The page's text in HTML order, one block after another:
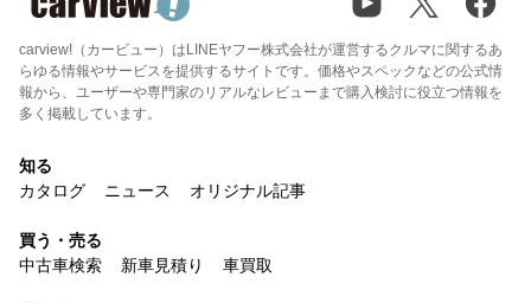
carview!（カービュー）はLINEヤフー株式会社が運営するクルマに関するあ
らゆる情報やサービスを提供するサイトです。価格やスペックなどの公式情
報から、ユーザーや専門家のリアルなレビューまで購入検討に役立つ情報を
多く掲載しています。
知る
カタログ
ニュース オリジナル記事
買う・売る
中古車検索
新車見積り 車買取